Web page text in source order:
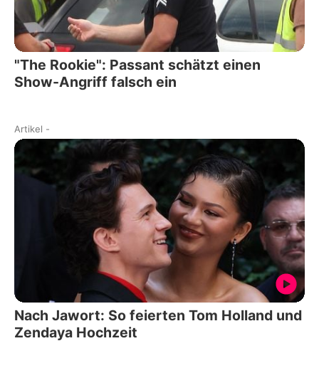
"The Rookie": Passant schätzt einen
Show-Angriff falsch ein
Artikel -
Nach Jawort: So feierten Tom Holland und
Zendaya Hochzeit